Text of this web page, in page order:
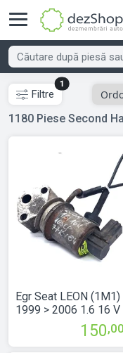
Filtre
1
1180 Piese Second
Egr Seat LEON (1M1)
1999 > 2006 1.6 16 V
Benzina 72257411
150,00